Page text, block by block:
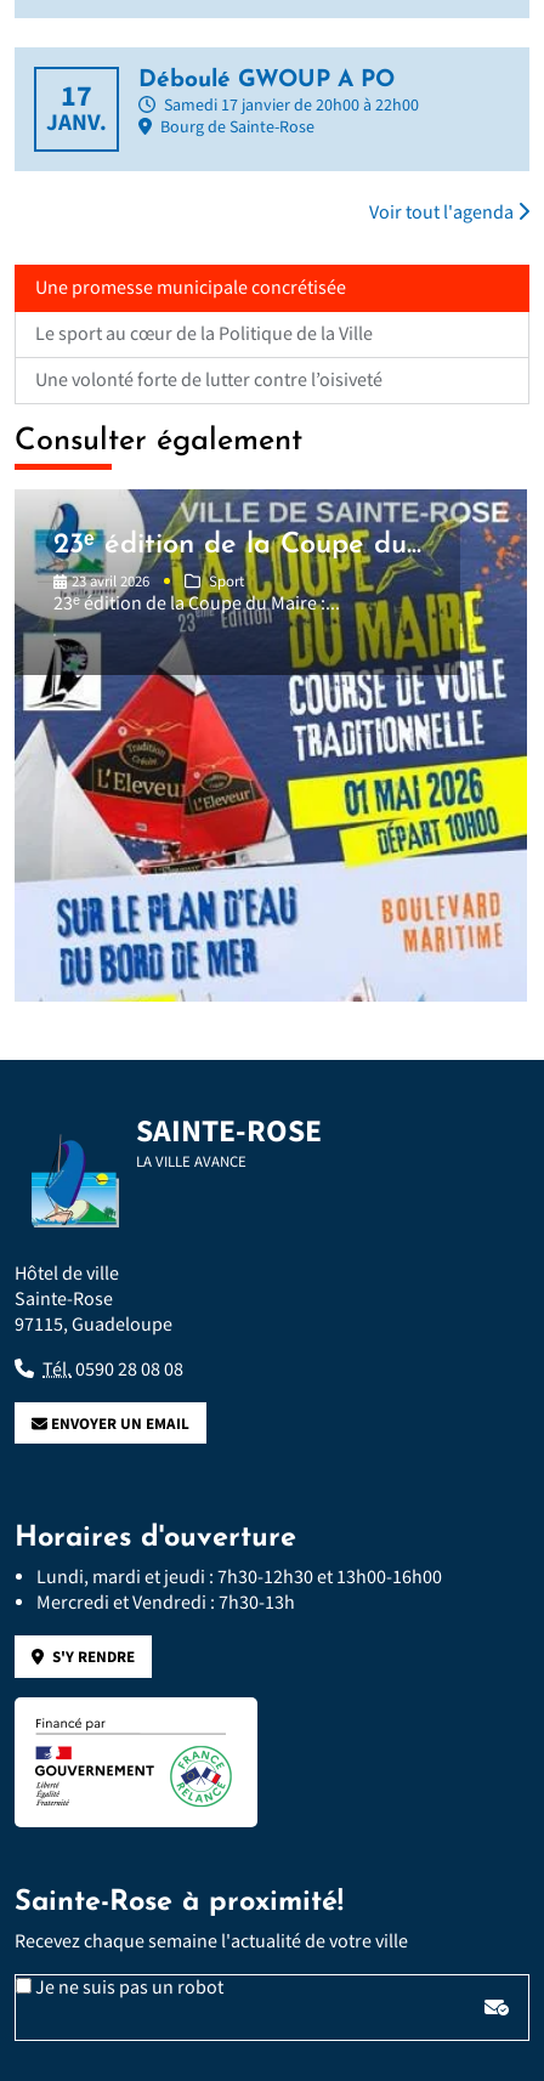
17
JANV.
Déboulé GWOUP A PO
Samedi 17 janvier de 20h00 à 22h00
Bourg de Sainte-Rose
Voir tout l'agenda
Une promesse municipale concrétisée
Le sport au cœur de la Politique de la Ville
Une volonté forte de lutter contre l’oisiveté
Consulter également
23ᵉ édition de la Coupe du...
23 avril 2026 Sport
23ᵉ édition de la Coupe du Maire :...
SAINTE-ROSE
LA VILLE AVANCE
Hôtel de ville
Sainte-Rose
97115, Guadeloupe
Tél.0590 28 08 08
ENVOYER UN EMAIL
Horaires d'ouverture
Lundi, mardi et jeudi : 7h30-12h30 et 13h00-16h00
Mercredi et Vendredi : 7h30-13h
S'Y RENDRE
Sainte-Rose à proximité!
Recevez chaque semaine l'actualité de votre ville
Je ne suis pas un robotVeuillez laisser ce champ vide :
Email